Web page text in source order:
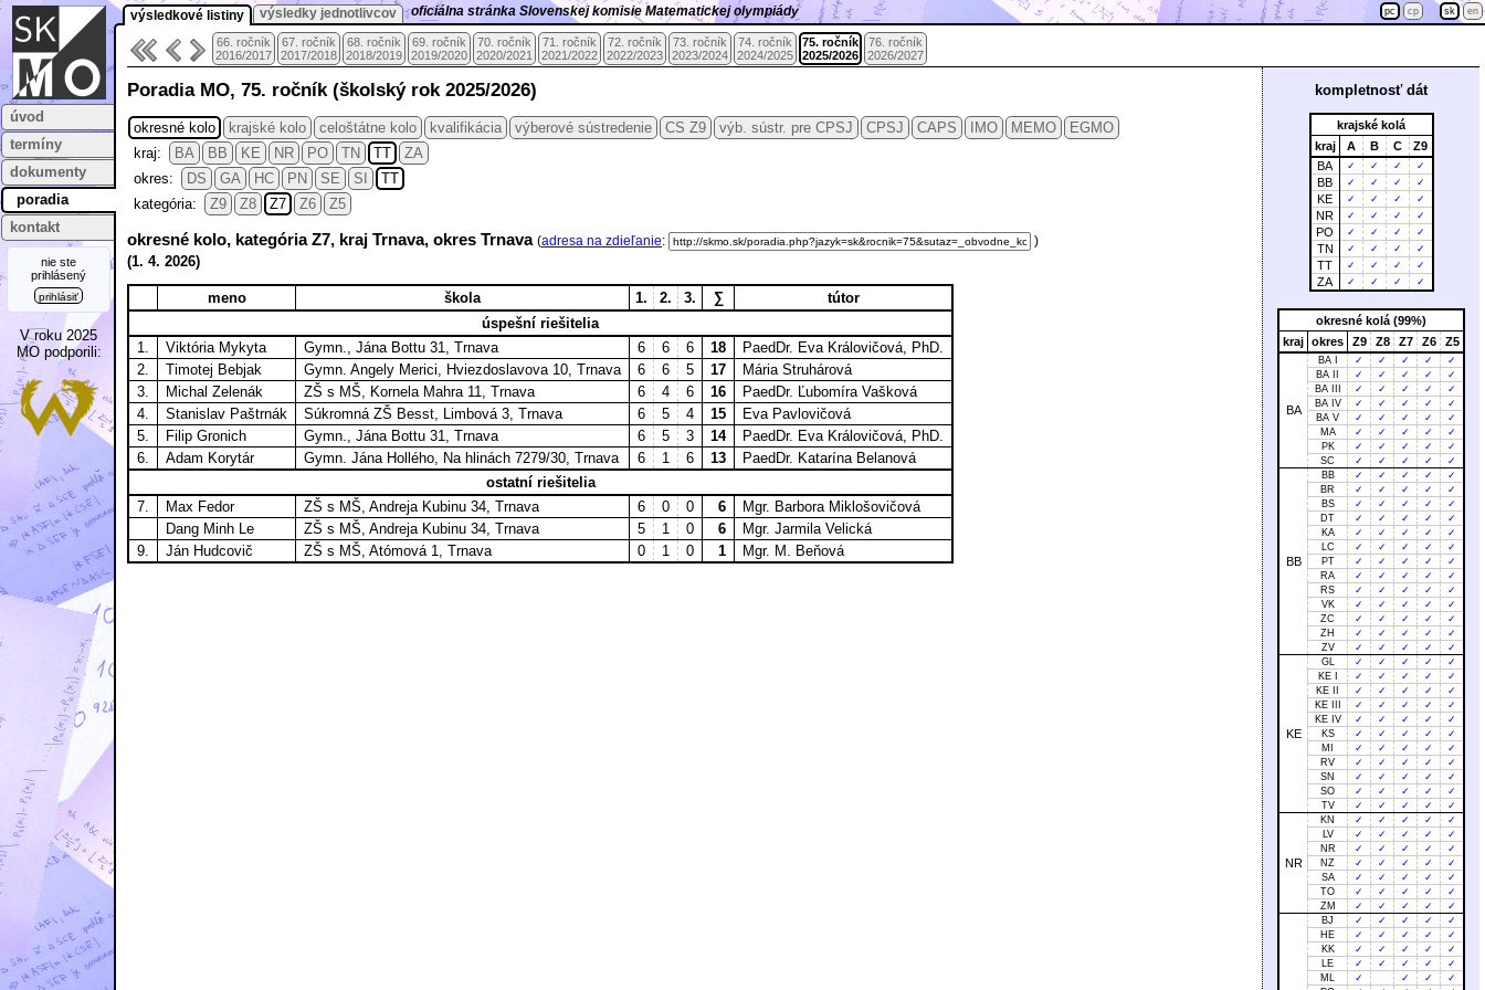
úvod
termíny
dokumenty
poradia
kontakt
nie ste
prihlásený
prihlásiť
V roku 2025
MO podporili:
výsledkové listiny výsledky jednotlivcov oficiálna stránka Slovenskej komisie Matematickej olympiády pc cp sk en
66. ročník
2016/2017
67. ročník
2017/2018
68. ročník
2018/2019
69. ročník
2019/2020
70. ročník
2020/2021
71. ročník
2021/2022
72. ročník
2022/2023
73. ročník
2023/2024
74. ročník
2024/2025
75. ročník
2025/2026
76. ročník
2026/2027
kompletnosť dát
krajské kolá
kraj
A B C
Z9
BA
✓ ✓ ✓ ✓
BB ✓ ✓ ✓ ✓
KE ✓ ✓ ✓ ✓
NR ✓ ✓ ✓ ✓
PO ✓ ✓ ✓ ✓
TN ✓ ✓ ✓ ✓
TT ✓ ✓ ✓ ✓
ZA ✓ ✓ ✓ ✓
okresné kolá (99%)
kraj okres Z9 Z8 Z7 Z6 Z5
BA
BA I ✓ ✓ ✓ ✓
✓
BA II
✓ ✓ ✓ ✓
✓
BA III
✓ ✓ ✓ ✓
✓
BA IV
✓ ✓ ✓ ✓
✓
BA V
✓ ✓ ✓ ✓
✓
MA
✓ ✓ ✓ ✓
✓
PK
✓ ✓ ✓ ✓
✓
SC
✓ ✓ ✓ ✓ ✓
BB
BB ✓ ✓ ✓ ✓
✓
BR
✓ ✓ ✓ ✓
✓
BS
✓ ✓ ✓ ✓
✓
DT
✓ ✓ ✓ ✓
✓
KA
✓ ✓ ✓ ✓
✓
LC
✓ ✓ ✓ ✓
✓
PT
✓ ✓ ✓ ✓
✓
RA
✓ ✓ ✓ ✓
✓
RS
✓ ✓ ✓ ✓
✓
VK
✓ ✓ ✓ ✓
✓
ZC
✓ ✓ ✓ ✓
✓
ZH
✓ ✓ ✓ ✓
✓
ZV
✓ ✓ ✓ ✓ ✓
KE
GL ✓ ✓ ✓ ✓
✓
KE I
✓ ✓ ✓ ✓
✓
KE II
✓ ✓ ✓ ✓
✓
KE III
✓ ✓ ✓ ✓
✓
KE IV
✓ ✓ ✓ ✓
✓
KS
✓ ✓ ✓ ✓
✓
MI
✓ ✓ ✓ ✓
✓
RV
✓ ✓ ✓ ✓
✓
SN
✓ ✓ ✓ ✓
✓
SO
✓ ✓ ✓ ✓
✓
TV
✓ ✓ ✓ ✓ ✓
NR
KN ✓ ✓ ✓ ✓
✓
LV
✓ ✓ ✓ ✓
✓
NR
✓ ✓ ✓ ✓
✓
NZ
✓ ✓ ✓ ✓
✓
SA
✓ ✓ ✓ ✓
✓
TO
✓ ✓ ✓ ✓
✓
ZM
✓ ✓ ✓ ✓
✓
BJ
✓ ✓ ✓ ✓
✓
HE
✓ ✓ ✓ ✓
✓
KK
✓ ✓ ✓ ✓
✓
LE
✓ ✓ ✓ ✓
✓
ML
✓ ✓ ✓
✓
Poradia MO, 75. ročník (školský rok 2025/2026)
okresné kolo krajské kolo celoštátne kolo kvalifikácia výberové sústredenie CS Z9 výb. sústr. pre CPSJ CPSJ CAPS IMO MEMO
EGMO
kraj:
BA BB KE NR PO TN TT
ZA
okres:
DS GA HC PN SE SI
TT
kategória:
Z9 Z8 Z7 Z6 Z5
okresné kolo, kategória Z7, kraj Trnava, okres Trnava (adresa na zdieľanie: )
(1. 4. 2026)
meno škola 1. 2. 3. ∑
tútor
úspešní riešitelia
1.
Viktória Mykyta Gymn., Jána Bottu 31, Trnava 6 6 6 18
PaedDr. Eva Královičová, PhD.
2.
Timotej Bebjak Gymn. Angely Merici, Hviezdoslavova 10, Trnava 6 6 5 17
Mária Struhárová
3.
Michal Zelenák ZŠ s MŠ, Kornela Mahra 11, Trnava 6 4 6 16
PaedDr. Ľubomíra Vašková
4.
Stanislav Paštrnák Súkromná ZŠ Besst, Limbová 3, Trnava 6 5 4 15
Eva Pavlovičová
5.
Filip Gronich Gymn., Jána Bottu 31, Trnava 6 5 3 14
PaedDr. Eva Královičová, PhD.
6.
Adam Korytár Gymn. Jána Hollého, Na hlinách 7279/30, Trnava 6 1 6 13
PaedDr. Katarína Belanová
ostatní riešitelia
7.
Max Fedor ZŠ s MŠ, Andreja Kubinu 34, Trnava 6 0 0 6
Mgr. Barbora Miklošovičová
Dang Minh Le
ZŠ s MŠ, Andreja Kubinu 34, Trnava 5 1 0 6
Mgr. Jarmila Velická
9.
Ján Hudcovič ZŠ s MŠ, Atómová 1, Trnava 0 1 0 1 Mgr. M. Beňová